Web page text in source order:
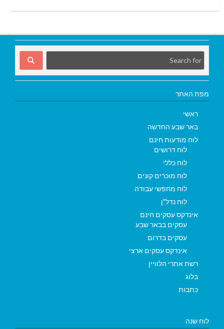
מפת האתר
ראשי
באר שבע החדשה
לוח מודעות חינם
לוח דרושים
לוח כללי
לוח מוכרים קונים
לוח מחפשי עבודה
לוח נדל"ן
אינדקס עסקים חינם
עסקים בבאר שבע
עסקים בדרום
אינדקס עסקים ארצי
רשת אתרי הלוויין
בלוג
כתבות
לוח שנה